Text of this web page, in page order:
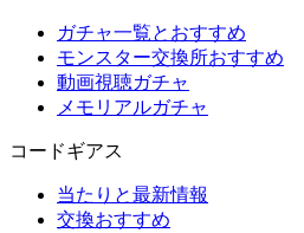
ガチャ一覧とおすすめ
モンスター交換所おすすめ
動画視聴ガチャ
メモリアルガチャ
コードギアス
当たりと最新情報
交換おすすめ